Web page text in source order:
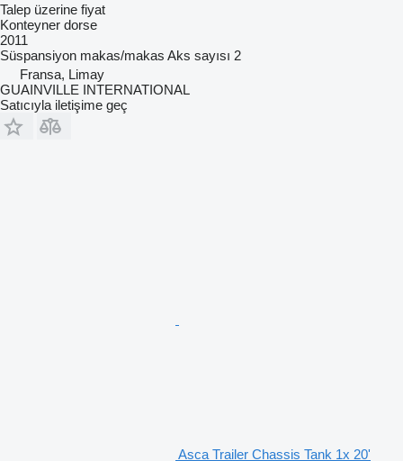
Talep üzerine fiyat
Konteyner dorse
2011
Süspansiyon makas/makas Aks sayısı 2
Fransa, Limay
GUAINVILLE INTERNATIONAL
Satıcıyla iletişime geç
Asca Trailer Chassis Tank 1x 20'